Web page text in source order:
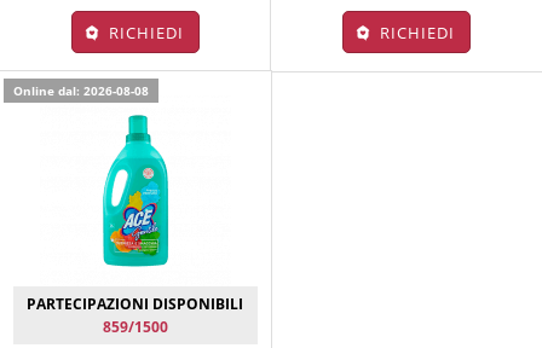
RICHIEDI RICHIEDI
Online dal: 2026-08-08
PARTECIPAZIONI DISPONIBILI
859/1500